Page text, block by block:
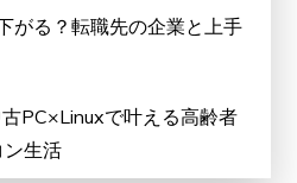
がる？転職先の企業と上手
PC×Linuxで叶える高齢者
生活